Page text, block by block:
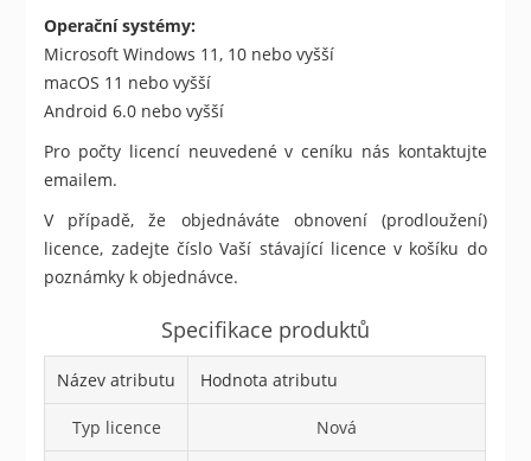
Operační systémy:
Microsoft Windows 11, 10 nebo vyšší
macOS 11 nebo vyšší
Android 6.0 nebo vyšší
Pro počty licencí neuvedené v ceníku nás kontaktujte
emailem.
V případě, že objednáváte obnovení (prodloužení)
licence, zadejte číslo Vaší stávající licence v košíku do
poznámky k objednávce.
Specifikace produktů
Název atributu Hodnota atributu
Typ licence Nová